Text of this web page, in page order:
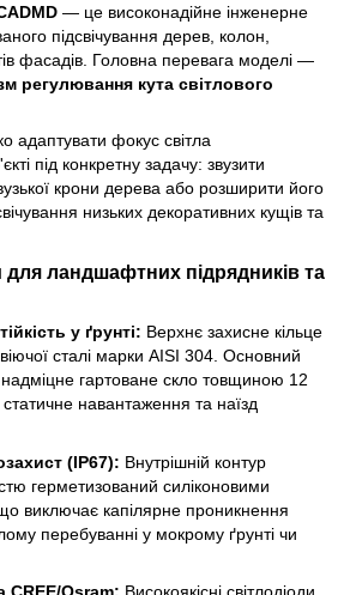
— це високонадійне інженерне
підсвічування дерев, колон,
фасадів. Головна перевага моделі —
регулювання кута світлового
адаптувати фокус світла
під конкретну задачу: звузити
крони дерева або розширити його
низьких декоративних кущів та
для ландшафтних підрядників та
у ґрунті: Верхнє захисне кільце
сталі марки AISI 304. Основний
гартоване скло товщиною 12
навантаження та наїзд
(IP67): Внутрішній контур
герметизований силіконовими
виключає капілярне проникнення
перебуванні у мокрому ґрунті чи